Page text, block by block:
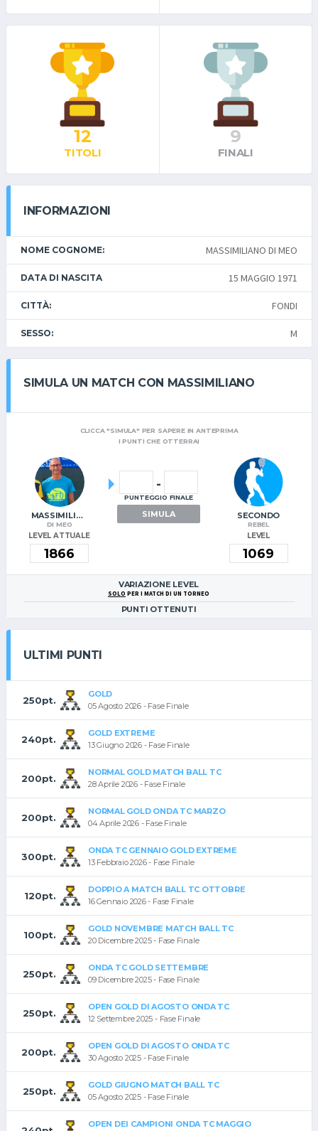
12
TITOLI
9
FINALI
INFORMAZIONI
NOME COGNOME: MASSIMILIANO DI MEO
DATA DI NASCITA 15 MAGGIO 1971
CITTÀ: FONDI
SESSO: M
SIMULA UN MATCH CON MASSIMILIANO
CLICCA "SIMULA" PER SAPERE IN ANTEPRIMA
I PUNTI CHE OTTERRAI
MASSIMILIANO
DI MEO
LEVEL ATTUALE
-
PUNTEGGIO FINALE
SIMULA SECONDO
REBEL
LEVEL
VARIAZIONE LEVEL
SOLO PER I MATCH DI UN TORNEO
PUNTI OTTENUTI
ULTIMI PUNTI
250pt.
GOLD
05 Agosto 2026 - Fase Finale
240pt.
GOLD EXTREME
13 Giugno 2026 - Fase Finale
200pt.
NORMAL GOLD MATCH BALL TC
28 Aprile 2026 - Fase Finale
200pt.
NORMAL GOLD ONDA TC MARZO
04 Aprile 2026 - Fase Finale
300pt.
ONDA TC GENNAIO GOLD EXTREME
13 Febbraio 2026 - Fase Finale
120pt.
DOPPIO A MATCH BALL TC OTTOBRE
16 Gennaio 2026 - Fase Finale
100pt.
GOLD NOVEMBRE MATCH BALL TC
20 Dicembre 2025 - Fase Finale
250pt.
ONDA TC GOLD SETTEMBRE
09 Dicembre 2025 - Fase Finale
250pt.
OPEN GOLD DI AGOSTO ONDA TC
12 Settembre 2025 - Fase Finale
200pt.
OPEN GOLD DI AGOSTO ONDA TC
30 Agosto 2025 - Fase Finale
250pt.
GOLD GIUGNO MATCH BALL TC
05 Agosto 2025 - Fase Finale
OPEN DEI CAMPIONI ONDA TC MAGGIO